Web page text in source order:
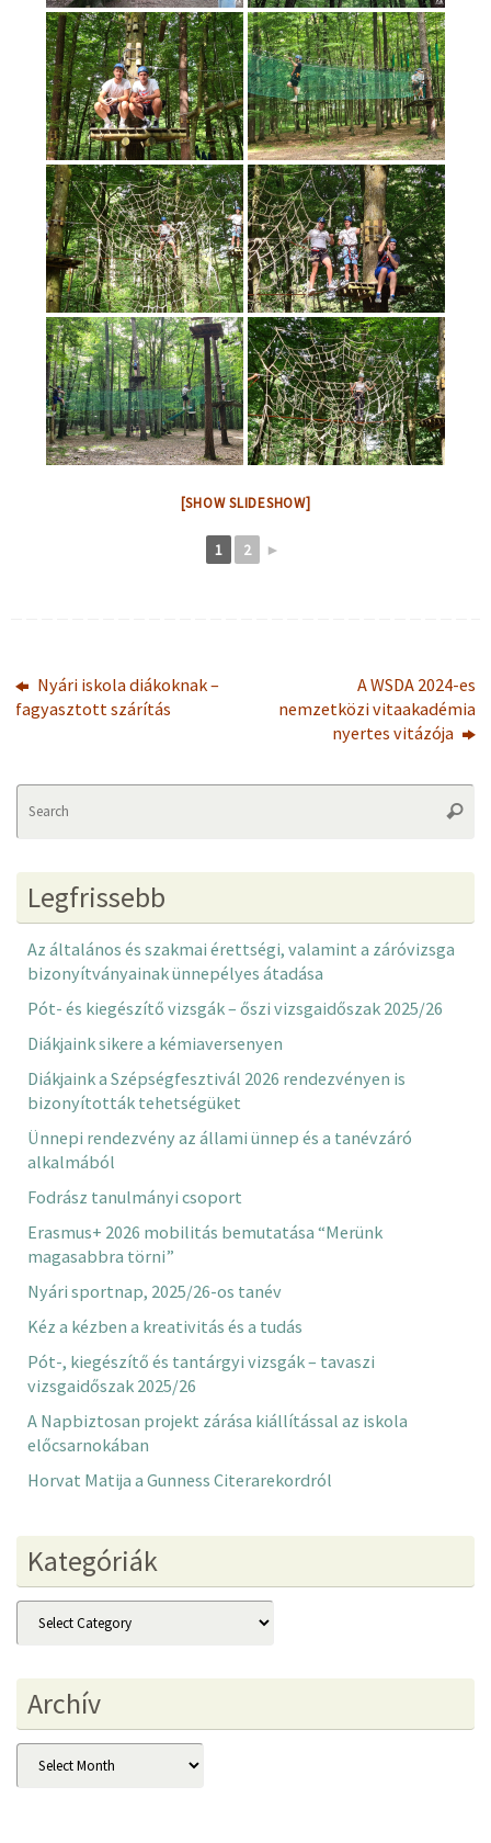
[SHOW SLIDESHOW]
1 2 ►
Nyári iskola diákoknak –
fagyasztott szárítás
A WSDA 2024-es
nemzetközi vitaakadémia
nyertes vitázója
Legfrissebb
Az általános és szakmai érettségi, valamint a záróvizsga
bizonyítványainak ünnepélyes átadása
Pót- és kiegészítő vizsgák – őszi vizsgaidőszak 2025/26
Diákjaink sikere a kémiaversenyen
Diákjaink a Szépségfesztivál 2026 rendezvényen is
bizonyították tehetségüket
Ünnepi rendezvény az állami ünnep és a tanévzáró
alkalmából
Fodrász tanulmányi csoport
Erasmus+ 2026 mobilitás bemutatása “Merünk
magasabbra törni”
Nyári sportnap, 2025/26-os tanév
Kéz a kézben a kreativitás és a tudás
Pót-, kiegészítő és tantárgyi vizsgák – tavaszi
vizsgaidőszak 2025/26
A Napbiztosan projekt zárása kiállítással az iskola
előcsarnokában
Horvat Matija a Gunness Citerarekordról
Kategóriák
Kategóriák
Archív
Archív